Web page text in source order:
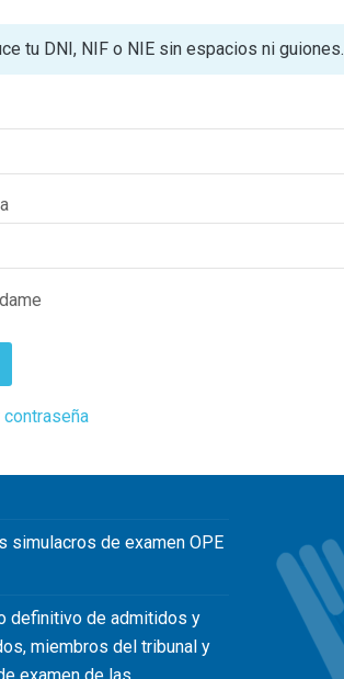
tu DNI, NIF o NIE sin espacios ni guiones.
contraseña
simulacros de examen OPE
definitivo de admitidos y
miembros del tribunal y